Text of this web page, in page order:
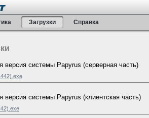
Загрузки Справка
версия системы Papyrus (серверная часть)
версия системы Papyrus (клиентская часть)